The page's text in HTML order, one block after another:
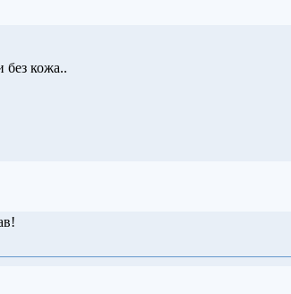
без кожа..